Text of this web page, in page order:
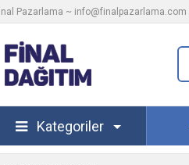
Pazarlama ~ info@finalpazarlama.com
Kategoriler